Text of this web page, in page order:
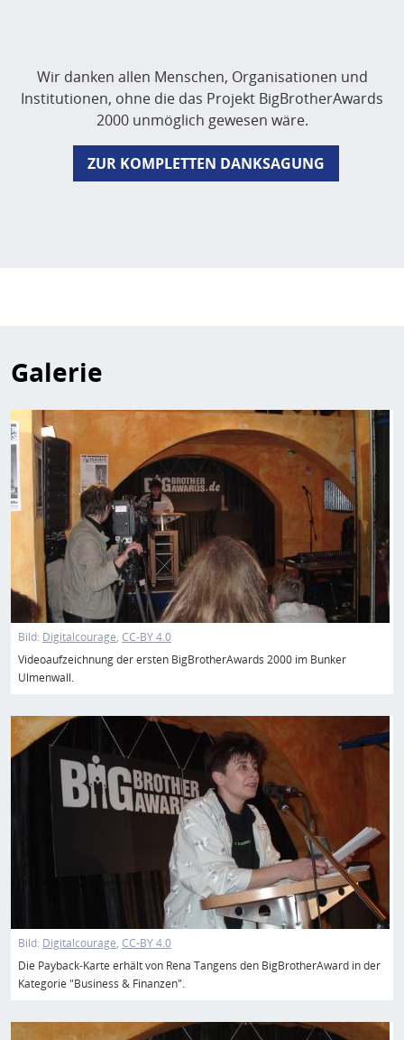
Wir danken allen Menschen, Organisationen und
Institutionen, ohne die das Projekt BigBrotherAwards
2000 unmöglich gewesen wäre.
ZUR KOMPLETTEN DANKSAGUNG
Galerie
Bild
Bild: Digitalcourage CC-BY 4.0
Videoaufzeichnung der ersten BigBrotherAwards 2000 im Bunker
Ulmenwall.
Bild
Bild: Digitalcourage CC-BY 4.0
Die Payback-Karte erhält von Rena Tangens den BigBrotherAward in der
Kategorie "Business & Finanzen".
Bild